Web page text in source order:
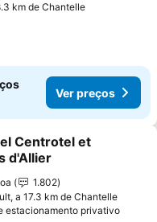
km de Chantelle
Ver preços
aos favoritos
Centrotel et
d'Allier
1.802
a 17.3 km de Chantelle
estacionamento privativoVer